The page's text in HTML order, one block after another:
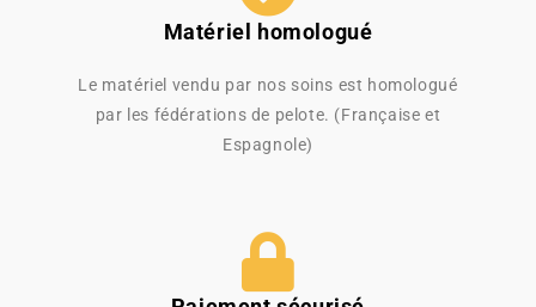
Matériel homologué
Le matériel vendu par nos soins est homologué
par les fédérations de pelote. (Française et
Espagnole)